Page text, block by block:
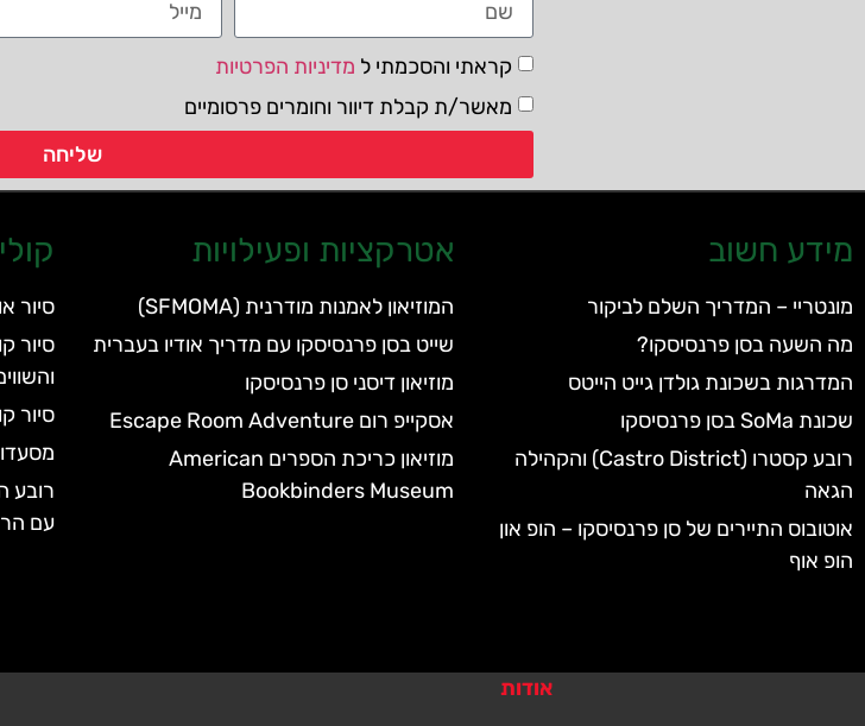
קראתי והסכמתי ל מדיניות הפרטיות
מאשר/ת קבלת דיוור וחומרים פרסומיים
שליחה
מידע חשוב
מונטריי – המדריך השלם לביקור
מה השעה בסן פרנסיסקו?
המדרגות בשכונת גולדן גייט הייטס
שכונת SoMa בסן פרנסיסקו
רובע קסטרו (Castro District) והקהילה
הגאה
אוטובוס התיירים של סן פרנסיסקו – הופ און
הופ אוף
אטרקציות ופעילויות
המוזיאון לאמנות מודרנית (SFMOMA)
שייט בסן פרנסיסקו עם מדריך אודיו בעברית
מוזיאון דיסני סן פרנסיסקו
אסקייפ רום Escape Room Adventure
מוזיאון כריכת הספרים American
Bookbinders Museum
סיור אוכל בן 3
סיור
סיור
רובע
עם
אודות